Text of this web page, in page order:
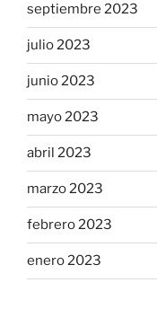
septiembre 2023
julio 2023
junio 2023
mayo 2023
abril 2023
marzo 2023
febrero 2023
enero 2023